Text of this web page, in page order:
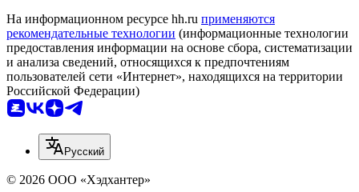
На информационном ресурсе hh.ru применяются
рекомендательные технологии (информационные технологии
предоставления информации на основе сбора, систематизации
и анализа сведений, относящихся к предпочтениям
пользователей сети «Интернет», находящихся на территории
Российской Федерации)
Русский
© 2026 ООО «Хэдхантер»